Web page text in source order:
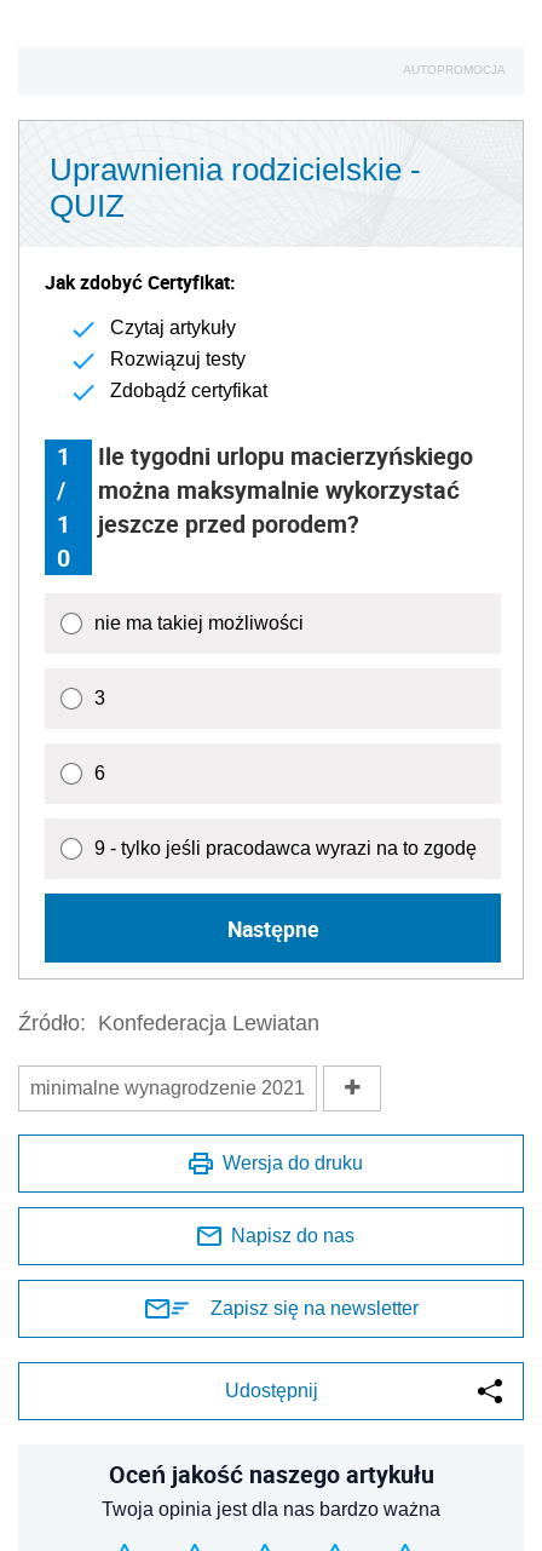
AUTOPROMOCJA
Uprawnienia rodzicielskie -
QUIZ
Jak zdobyć Certyfikat:
Czytaj artykuły
Rozwiązuj testy
Zdobądź certyfikat
1
/
1
0
Ile tygodni urlopu macierzyńskiego
można maksymalnie wykorzystać
jeszcze przed porodem?
nie ma takiej możliwości
3
6
9 - tylko jeśli pracodawca wyrazi na to zgodę
Następne
Źródło: Konfederacja Lewiatan
minimalne wynagrodzenie 2021
Wersja do druku
Napisz do nas
Zapisz się na newsletter
Udostępnij
Oceń jakość naszego artykułu
Twoja opinia jest dla nas bardzo ważna